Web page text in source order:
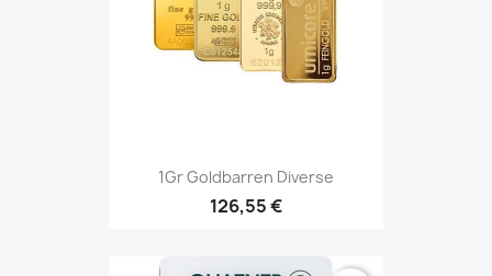
1Gr Goldbarren Diverse
126,55 €